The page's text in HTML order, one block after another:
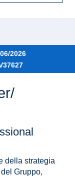
2026
della strategia
Gruppo,